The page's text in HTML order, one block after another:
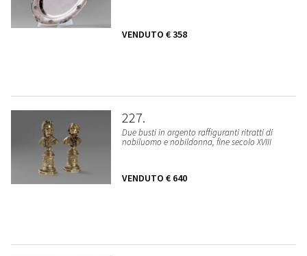
VENDUTO € 358
227
Due busti in argento raffiguranti ritratti di
nobiluomo e nobildonna, fine secolo XVIII
VENDUTO € 640